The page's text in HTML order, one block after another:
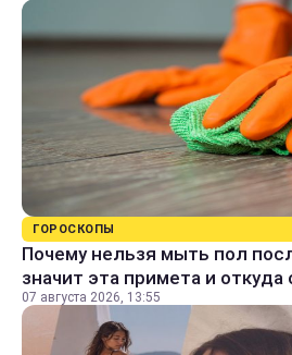
ГОРОСКОПЫ
Почему нельзя мыть пол
значит эта примета и откуда
07 августа 2026, 13:55